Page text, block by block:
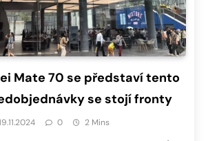
Mate 70 se představí tento
se stojí fronty
0 2 Mins